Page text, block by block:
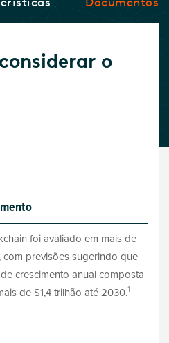
o
foi avaliado em mais de
previsões sugerindo que
crescimento anual composta
de $1,4 trilhão até 2030.1